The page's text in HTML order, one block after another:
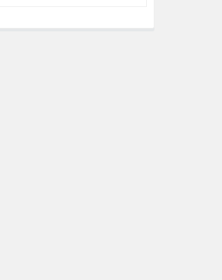
كأس الكونفدرالية الإفريقية